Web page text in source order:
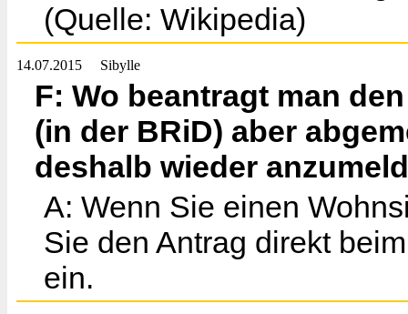
(Quelle: Wikipedia)
14.07.2015 Sibylle
F: Wo beantragt man
(in der BRiD) aber
deshalb wieder
A: Wenn Sie einen
Sie den Antrag direkt
ein.